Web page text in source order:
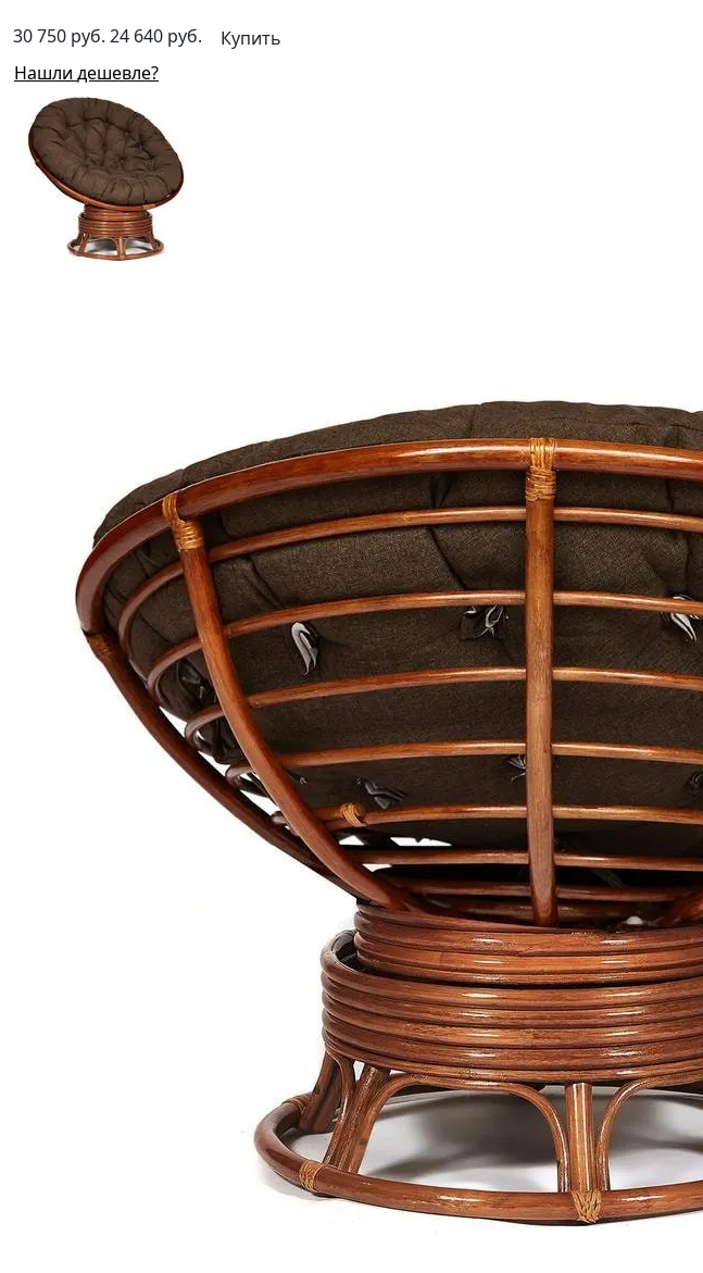
30 750 руб. 24 640 руб.
Купить
Нашли дешевле?